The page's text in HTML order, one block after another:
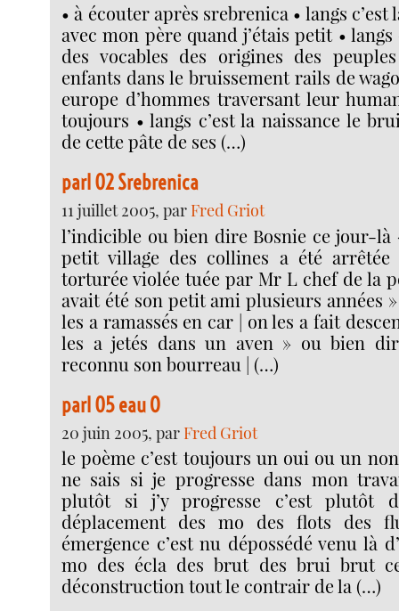
• à écouter après srebrenica • langs c’est
avec mon père quand j’étais petit • langs
des vocables des origines des
enfants dans le bruissement rails de
europe d’hommes traversant leur
toujours • langs c’est la naissance le
de cette pâte de ses (…)
parl 02 Srebrenica
11 juillet 2005, par Fred Griot
l’indicible ou bien dire Bosnie ce jour-là
petit village des collines a été
torturée violée tuée par Mr L chef de la
avait été son petit ami plusieurs années
les a ramassés en car | on les a fait
les a jetés dans un aven » ou bien
reconnu son bourreau | (…)
parl 05 eau O
20 juin 2005, par Fred Griot
le poème c’est toujours un oui ou un
ne sais si je progresse dans mon
plutôt si j’y progresse c’est plutôt
déplacement des mo des flots des
émergence c’est nu dépossédé venu là
mo des écla des brut des brui brut
déconstruction tout le contrair de la (…)